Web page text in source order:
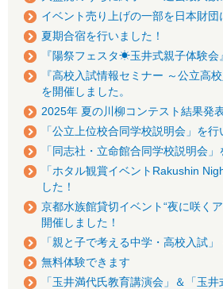
イベント売り上げの一部を日本財団
夏期合宿を行いました！
『陽祭フェスタ☀玉井式親子体験会
『高校入試情報セミナー ～公立高
を開催しました。
2025年 夏の川柳コンテスト結果発
「公立上位校合同学校説明会」を行
「同志社・立命館合同学校説明会」
「ホタル観賞イベントRakushin
した！
京都水族館貸切イベント“夜に咲く
開催しました！
「親と子で考える中学・高校入試」
無料体験できます
「玉井満代氏教育講演会」＆「玉